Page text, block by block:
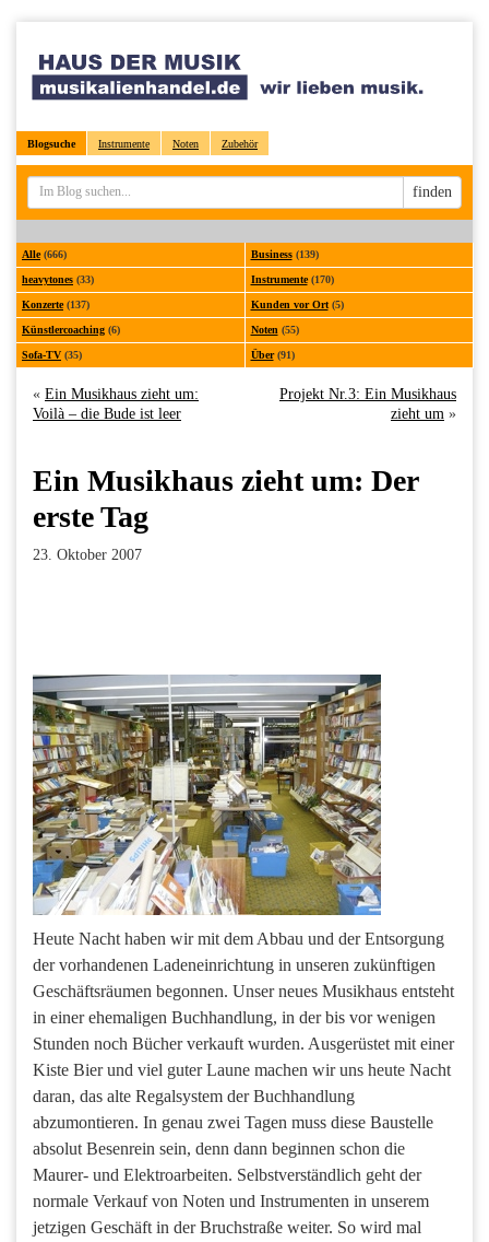
Blogsuche Instrumente Noten Zubehör
Sucheingabe
finden
Alle(666) Business(139)
heavytones (33) Instrumente(170)
Konzerte(137) Kunden vor Ort(5)
Künstlercoaching (6) Noten (55)
Sofa-TV (35) Über(91)
« Ein Musikhaus zieht um:
Voilà – die Bude ist leer
Projekt Nr.3: Ein Musikhaus
zieht um »
Ein Musikhaus zieht um: Der
erste Tag
23. Oktober 2007
Heute Nacht haben wir mit dem Abbau und der Entsorgung
der vorhandenen Ladeneinrichtung in unseren zukünftigen
Geschäftsräumen begonnen. Unser neues Musikhaus entsteht
in einer ehemaligen Buchhandlung, in der bis vor wenigen
Stunden noch Bücher verkauft wurden. Ausgerüstet mit einer
Kiste Bier und viel guter Laune machen wir uns heute Nacht
daran, das alte Regalsystem der Buchhandlung
abzumontieren. In genau zwei Tagen muss diese Baustelle
absolut Besenrein sein, denn dann beginnen schon die
Maurer- und Elektroarbeiten. Selbstverständlich geht der
normale Verkauf von Noten und Instrumenten in unserem
jetzigen Geschäft in der Bruchstraße weiter. So wird mal